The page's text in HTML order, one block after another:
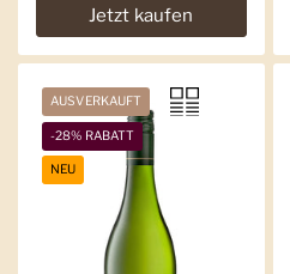
Jetzt kaufen
AUSVERKAUFT
-28% RABATT
NEU